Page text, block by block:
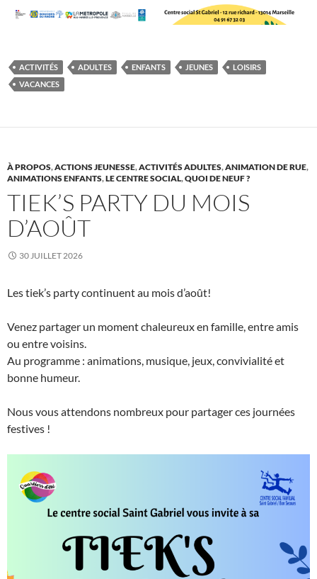
ACTIVITÉS ADULTES ENFANTS JEUNES
LOISIRS
VACANCES
À PROPOS,ACTIONS JEUNESSE,ACTIVITÉS ADULTES,ANIMATION DE RUE,
ANIMATIONS ENFANTS,LE CENTRE SOCIAL,QUOI DE NEUF ?
TIEK’S PARTY DU MOIS
D’AOÛT
30 JUILLET 2026
Les tiek’s party continuent au mois d’août!
Venez partager un moment chaleureux en famille, entre amis
ou entre voisins.
Au programme : animations, musique, jeux, convivialité et
bonne humeur.
Nous vous attendons nombreux pour partager ces journées
festives !